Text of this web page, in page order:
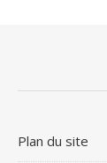
Plan du site